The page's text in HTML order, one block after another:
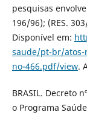
pesquisas
196/96); (RES.
Disponível em:
saude/pt-br/atos-
no-466.pdf/view.
BRASIL. Decreto
o Programa